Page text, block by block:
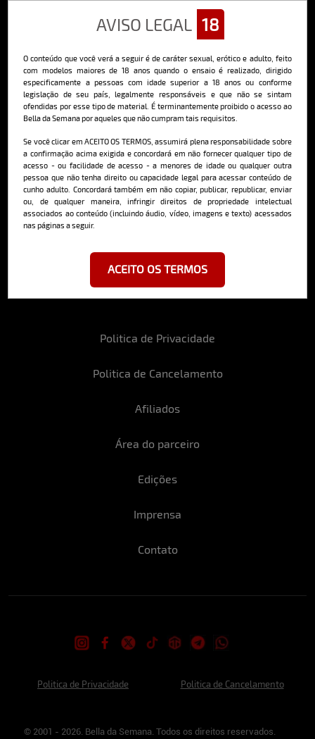
AVISO LEGAL 18
O conteúdo que você verá a seguir é de caráter sexual, erótico e adulto, feito
com modelos maiores de 18 anos quando o ensaio é realizado, dirigido
especificamente a pessoas com idade superior a 18 anos ou conforme
legislação de seu país, legalmente responsáveis e que não se sintam
ofendidas por esse tipo de material. É terminantemente proibido o acesso ao
Bella da Semana por aqueles que não cumpram tais requisitos.
Se você clicar em ACEITO OS TERMOS, assumirá plena responsabilidade sobre
a confirmação acima exigida e concordará em não fornecer qualquer tipo de
acesso - ou facilidade de acesso - a menores de idade ou qualquer outra
pessoa que não tenha direito ou capacidade legal para acessar conteúdo de
cunho adulto. Concordará também em não copiar, publicar, republicar, enviar
ou, de qualquer maneira, infringir direitos de propriedade intelectual
associados ao conteúdo (incluindo áudio, vídeo, imagens e texto) acessados
nas páginas a seguir.
ACEITO OS TERMOS
O Bella da Semana é a maior e mais longeva revista masculina digital
do Brasil, com ensaios fotográficos e vídeos exclusivos de alta
qualidade, além de conteúdo editorial sobre saúde, esportes, moda,
Saiba mais
Politica de Privacidade
Politica de Cancelamento
Afiliados
Área do parceiro
Edições
Imprensa
Contato
Cadastre-se e receba a mais
deliciosa newsletter da internet
Ao se cadastrar, você concorda em receber emails da Bella da Semana
Politica de Privacidade Politica de Cancelamento
© 2001 - 2026. Bella da Semana. Todos os direitos reservados.